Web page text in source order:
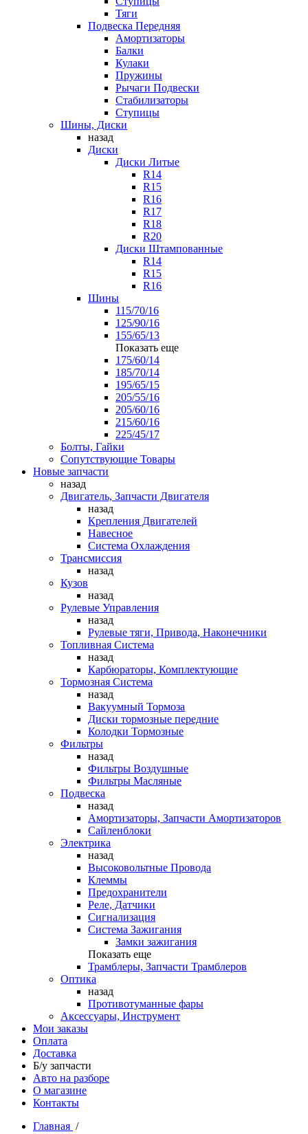
Тяги
Подвеска Передняя
Амортизаторы
Балки
Кулаки
Пружины
Рычаги Подвески
Стабилизаторы
Ступицы
Шины, Диски
назад
Диски
Диски Литые
R14
R15
R16
R17
R18
R20
Диски Штампованные
R14
R15
R16
Шины
115/70/16
125/90/16
155/65/13
Показать еще
175/60/14
185/70/14
195/65/15
205/55/16
205/60/16
215/60/16
225/45/17
Болты, Гайки
Сопутствующие Товары
Новые запчасти
назад
Двигатель, Запчасти Двигателя
назад
Крепления Двигателей
Навесное
Система Охлаждения
Трансмиссия
назад
Кузов
назад
Рулевые Управления
назад
Рулевые тяги, Привода, Наконечники
Топливная Система
назад
Карбюраторы, Комплектующие
Тормозная Система
назад
Вакуумный Тормоза
Диски тормозные передние
Колодки Тормозные
Фильтры
назад
Фильтры Воздушные
Фильтры Масляные
Подвеска
назад
Амортизаторы, Запчасти Амортизаторов
Сайленблоки
Электрика
назад
Высоковольтные Провода
Клеммы
Предохранители
Реле, Датчики
Сигнализация
Система Зажигания
Замки зажигания
Показать еще
Трамблеры, Запчасти Трамблеров
Оптика
назад
Противотуманные фары
Аксессуары, Инструмент
Мои заказы
Оплата
Доставка
Б/у запчасти
Авто на разборе
О магазине
Контакты
Главная /